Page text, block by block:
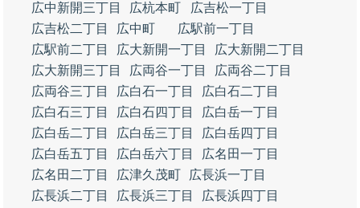
広中新開三丁目
広杭本町
広吉松一丁目
広吉松二丁目
広中町
広駅前一丁目
広駅前二丁目
広大新開一丁目
広大新開二丁目
広大新開三丁目
広両谷一丁目
広両谷二丁目
広両谷三丁目
広白石一丁目
広白石二丁目
広白石三丁目
広白石四丁目
広白岳一丁目
広白岳二丁目
広白岳三丁目
広白岳四丁目
広白岳五丁目
広白岳六丁目
広名田一丁目
広名田二丁目
広津久茂町
広長浜一丁目
広長浜二丁目
広長浜三丁目
広長浜四丁目